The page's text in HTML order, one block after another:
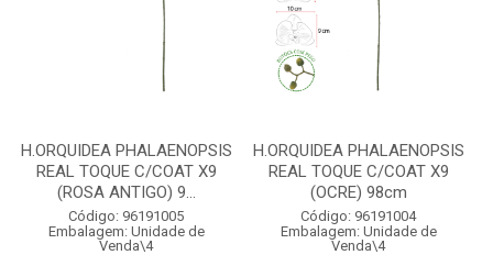
H.ORQUIDEA PHALAENOPSIS
REAL TOQUE C/COAT X9
(ROSA ANTIGO) 9...
Código: 96191005
Embalagem: Unidade de
Venda\4
H.ORQUIDEA PHALAENOPSIS
REAL TOQUE C/COAT X9
(OCRE) 98cm
Código: 96191004
Embalagem: Unidade de
Venda\4